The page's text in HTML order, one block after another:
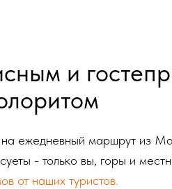
и
на ежедневный маршрут из
- только вы, горы и
от наших туристов.